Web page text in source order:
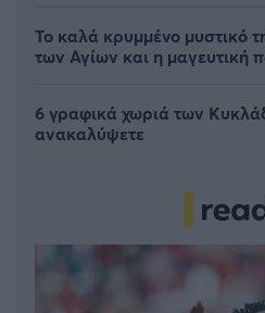
Το καλά κρυμμένο μυστικό
των Αγίων και η μαγευτική
6 γραφικά χωριά των
ανακαλύψετε